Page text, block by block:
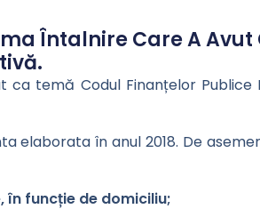
Întalnire Care A
ca temă Codul Finanțelor
elaborata în anul 2018. De
funcție de domiciliu;